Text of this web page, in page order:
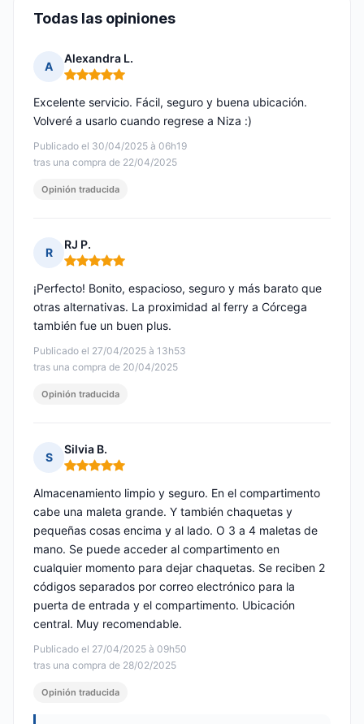
Todas las opiniones
A
Alexandra L.
Nota: 5 de 5
Publicado el 30/04/2025 à 06h19
tras una compra de 22/04/2025
Excelente servicio. Fácil, seguro y buena ubicación.
Volveré a usarlo cuando regrese a Niza :)
Opinión traducida
R
RJ P.
Nota: 5 de 5
Publicado el 27/04/2025 à 13h53
tras una compra de 20/04/2025
¡Perfecto! Bonito, espacioso, seguro y más barato que
otras alternativas. La proximidad al ferry a Córcega
también fue un buen plus.
Opinión traducida
S
Silvia B.
Nota: 5 de 5
Publicado el 27/04/2025 à 09h50
tras una compra de 28/02/2025
Almacenamiento limpio y seguro. En el compartimento
cabe una maleta grande. Y también chaquetas y
pequeñas cosas encima y al lado. O 3 a 4 maletas de
mano. Se puede acceder al compartimento en
cualquier momento para dejar chaquetas. Se reciben 2
códigos separados por correo electrónico para la
puerta de entrada y el compartimento. Ubicación
central. Muy recomendable.
Opinión traducida